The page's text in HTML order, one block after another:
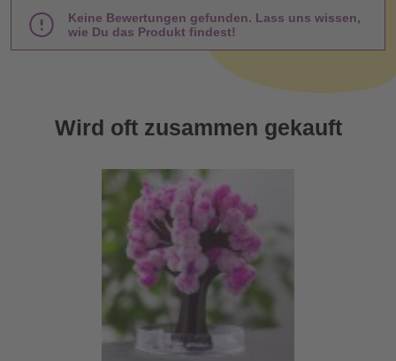
Keine Bewertungen gefunden. Lass uns wissen,
wie Du das Produkt findest!
Wird oft zusammen gekauft